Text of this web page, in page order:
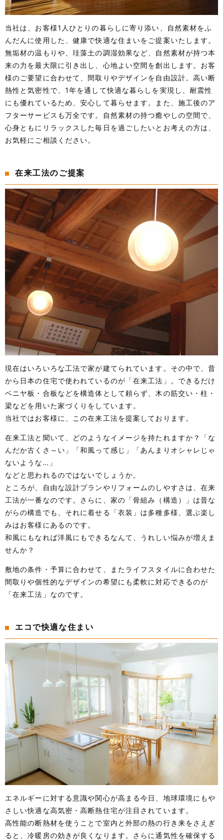
当社は、お客様1人ひとりの暮らしに寄り添い、自然素材をふ
んだんに使用した、健康で快適な住まいをご提案いたします。
無垢材の温もりや、珪藻土の調湿効果など、自然素材が持つ本
来の力を最大限に引き出し、心地よい空間を創出します。お客
様のご要望に合わせて、間取りやデザインを自由設計。高い断
熱性と気密性で、1年を通して快適な暮らしを実現し、耐震性
にも優れているため、安心して暮らせます。また、施工後のア
フターサービスも万全です。自然素材の持つ癒やしの空間で、
心身ともにリラックスした毎日を過ごしたいとお考えの方は、
お気軽にご相談ください。
在来工法のご提案
現在はいろいろな工法で家が建てられています。その中で、昔
から日本の住宅で使われているのが「在来工法」。できるだけ
ベニヤ板・合板などを構造体として頼らず、木の筋交い・柱・
梁などを用いた家づくりをしています。
当社ではお客様に、この在来工法を提案しております。
在来工法と聞いて、どのようなイメージを持たれますか？「な
んだか古くさ～い」「和風って感じ」「あんまりオシャレじゃ
ないような…」
などと思われるのではないでしょうか。
ところが、自由な設計プランやリフォームのしやすさは、在来
工法が一番なのです。さらに、家の「骨組み（構造）」は昔な
がらの構造でも、それに着せる「衣装」は多種多様、選ぶ楽し
みはお客様にあるのです。
和風にもなれば洋風にもできるなんて、うれしい悩みが増えま
せんか？
敷地の条件・予算に合わせて、またライフスタイルに合わせた
間取りや個性的なデザインの希望にも柔軟に対応できるのが
「在来工法」なのです。
エコで快適な住まい
エネルギーに対する意識や関心が高まる今日、地球環境にもや
さしい快適な高気密・高断熱住宅が注目されています。
高性能の断熱材を使うことで室内と外部の熱の行き来をさえぎ
ると、冷暖房の効きが良くなります。さらに通気性を確保する